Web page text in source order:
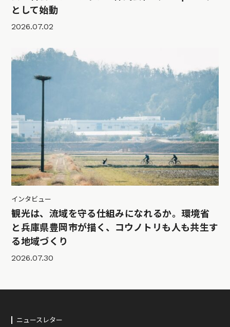
として始動
2026.07.02
インタビュー
観光は、流域を守る仕組みになれるか。環境省
と兵庫県豊岡市が描く、コウノトリも人も共生す
る地域づくり
2026.07.30
ニュースレター